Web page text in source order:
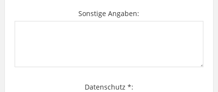
Sonstige Angaben:
Datenschutz *: